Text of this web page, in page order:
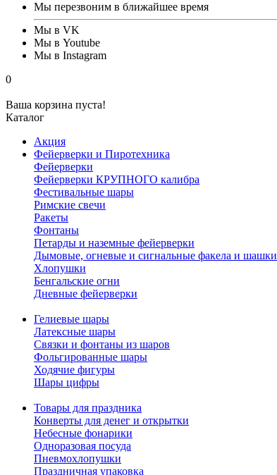
Мы перезвоним в ближайшее время
Мы в VK
Мы в Youtube
Мы в Instagram
0
Ваша корзина пуста!
Каталог
Акция
Фейерверки и Пиротехника
Фейерверки
Фейерверки КРУПНОГО калибра
Фестивальные шары
Римские свечи
Ракеты
Фонтаны
Петарды и наземные фейерверки
Дымовые, огневые и сигнальные факела и шашки
Хлопушки
Бенгальские огни
Дневные фейерверки
Гелиевые шары
Латексные шары
Связки и фонтаны из шаров
Фольгированные шары
Ходячие фигуры
Шары цифры
Товары для праздника
Конверты для денег и открытки
Небесные фонарики
Одноразовая посуда
Пневмохлопушки
Праздничная упаковка